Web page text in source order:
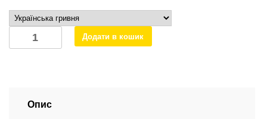
Кріплення
блоку
Mercedes
Додати в кошик
Опис